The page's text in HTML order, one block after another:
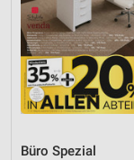
Büro Spezial
Entwicklung und
Verwendung
Inhalten
IAB-Besonderheiten:
Verwendung